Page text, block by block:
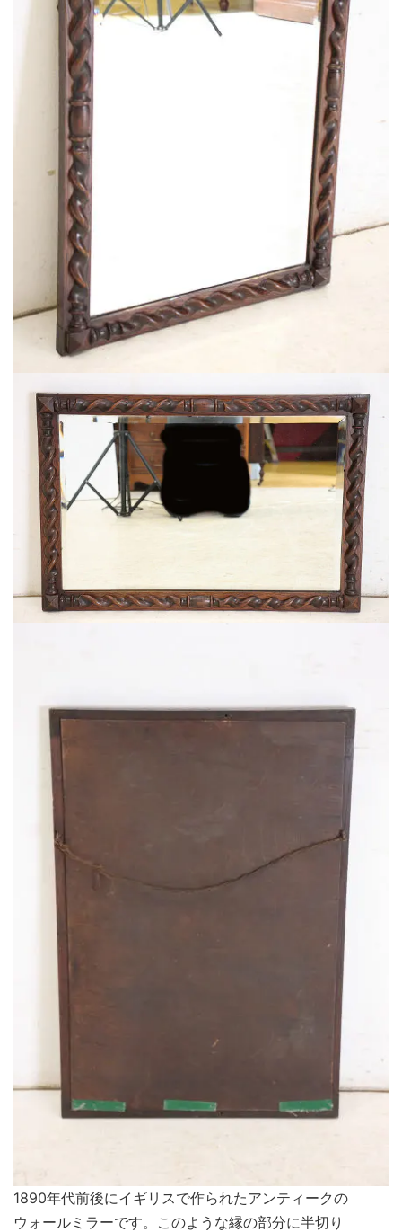
1890年代前後にイギリスで作られたアンティークの
ウォールミラーです。このような縁の部分に半切り